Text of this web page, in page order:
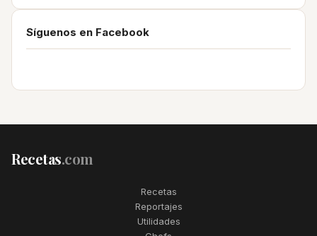
Síguenos en Facebook
Recetas.com
Recetas
Reportajes
Utilidades